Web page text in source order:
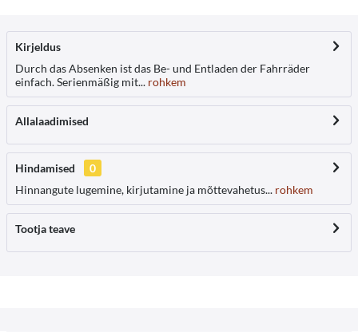
Kirjeldus
Durch das Absenken ist das Be- und Entladen der Fahrräder
einfach. Serienmäßig mit... rohkem
Allalaadimised
Hindamised
0
Hinnangute lugemine, kirjutamine ja mõttevahetus... rohkem
Tootja teave